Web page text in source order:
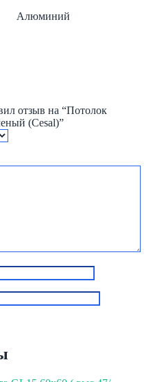
Алюминий
отзыв на “Потолок
(Cesal)”